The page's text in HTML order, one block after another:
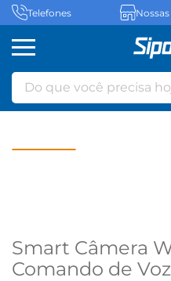
Telefones
Do que você precisa hoje?
Smart Câmera
Comando de